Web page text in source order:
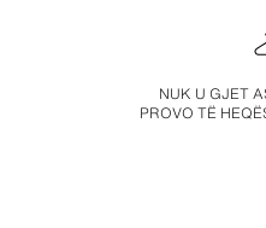
NUK U GJET
PROVO TË